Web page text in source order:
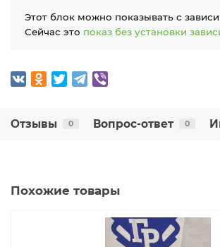
Этот блок можно показывать с
Сейчас это показ без установки
Отзывы 0 Вопрос-ответ 0
Похожие товары